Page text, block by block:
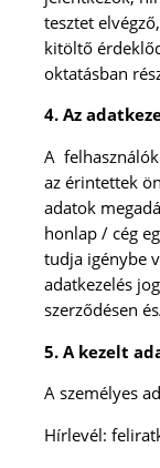
tesztet
kitöltő
oktatásban
4. Az
A
az érintettek
adatok
honlap / cég
tudja igénybe
adatkezelés
szerződésen
5. A kezelt
A személyes
Hírlevél: